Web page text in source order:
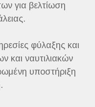
για βελτίωση
φύλαξης και
και ναυτιλιακών
υποστήριξη